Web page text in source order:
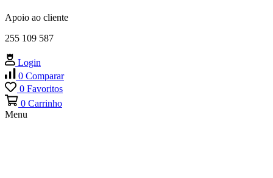
Apoio ao cliente
255 109 587
Login
0 Comparar
0 Favoritos
0 Carrinho
Menu